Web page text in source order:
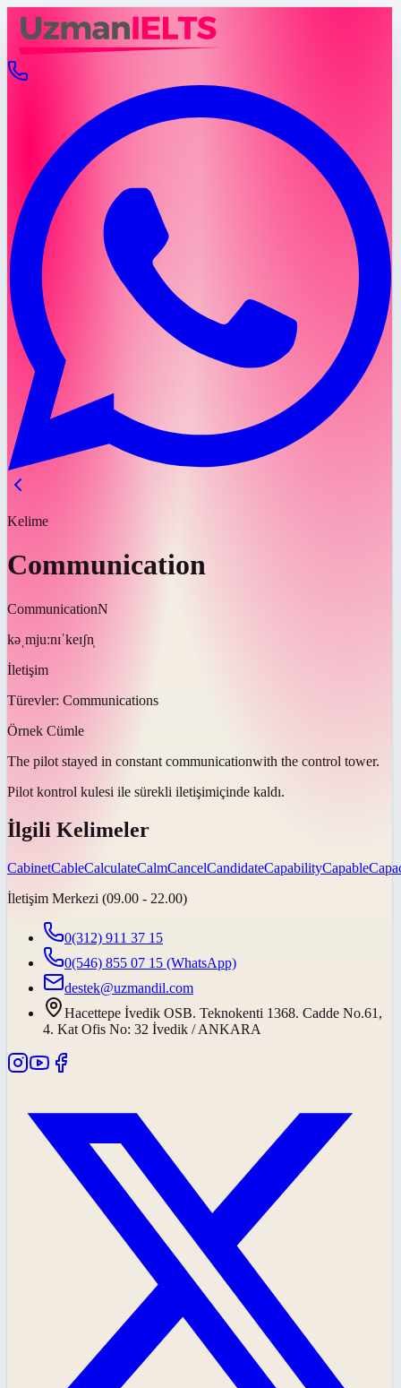
Kelime
Communication
CommunicationN
kəˌmjuːnɪˈkeɪʃn̩
İletişim
Türevler: Communications
Örnek Cümle
The pilot stayed in constant communicationwith the control tower.
Pilot kontrol kulesi ile sürekli iletişimiçinde kaldı.
İlgili Kelimeler
CabinetCableCalculateCalmCancelCandidateCapabilityCapable
İletişim Merkezi (09.00 - 22.00)
0(312) 911 37 15
0(546) 855 07 15 (WhatsApp)
destek@uzmandil.com
Hacettepe İvedik OSB. Teknokenti 1368. Cadde No.61,
4. Kat Ofis No: 32 İvedik / ANKARA